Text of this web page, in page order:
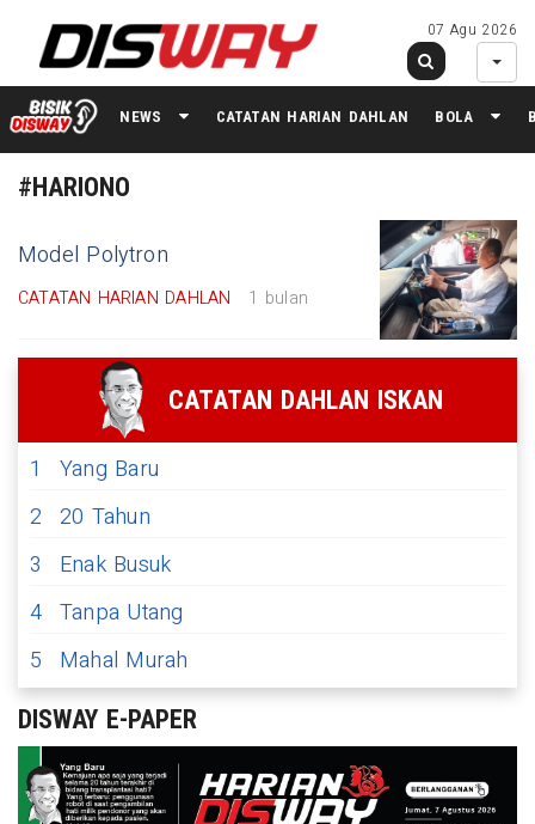
07 Agu 2026
NEWS CATATAN HARIAN DAHLAN BOLA
#HARIONO
Model Polytron
CATATAN HARIAN DAHLAN 1 bulan
CATATAN DAHLAN ISKAN
1
Yang Baru
2 20 Tahun
3
Enak Busuk
4 Tanpa Utang
5
Mahal Murah
DISWAY E-PAPER